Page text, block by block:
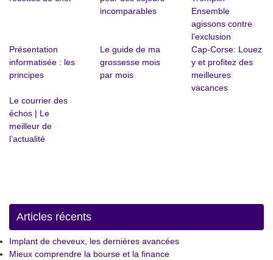
incomparables
Ensemble
agissons contre
l’exclusion
Présentation
informatisée : les
principes
Le guide de ma
grossesse mois
par mois
Cap-Corse: Louez
y et profitez des
meilleures
vacances
Le courrier des
échos | Le
meilleur de
l’actualité
Articles récents
Implant de cheveux, les dernières avancées
Mieux comprendre la bourse et la finance